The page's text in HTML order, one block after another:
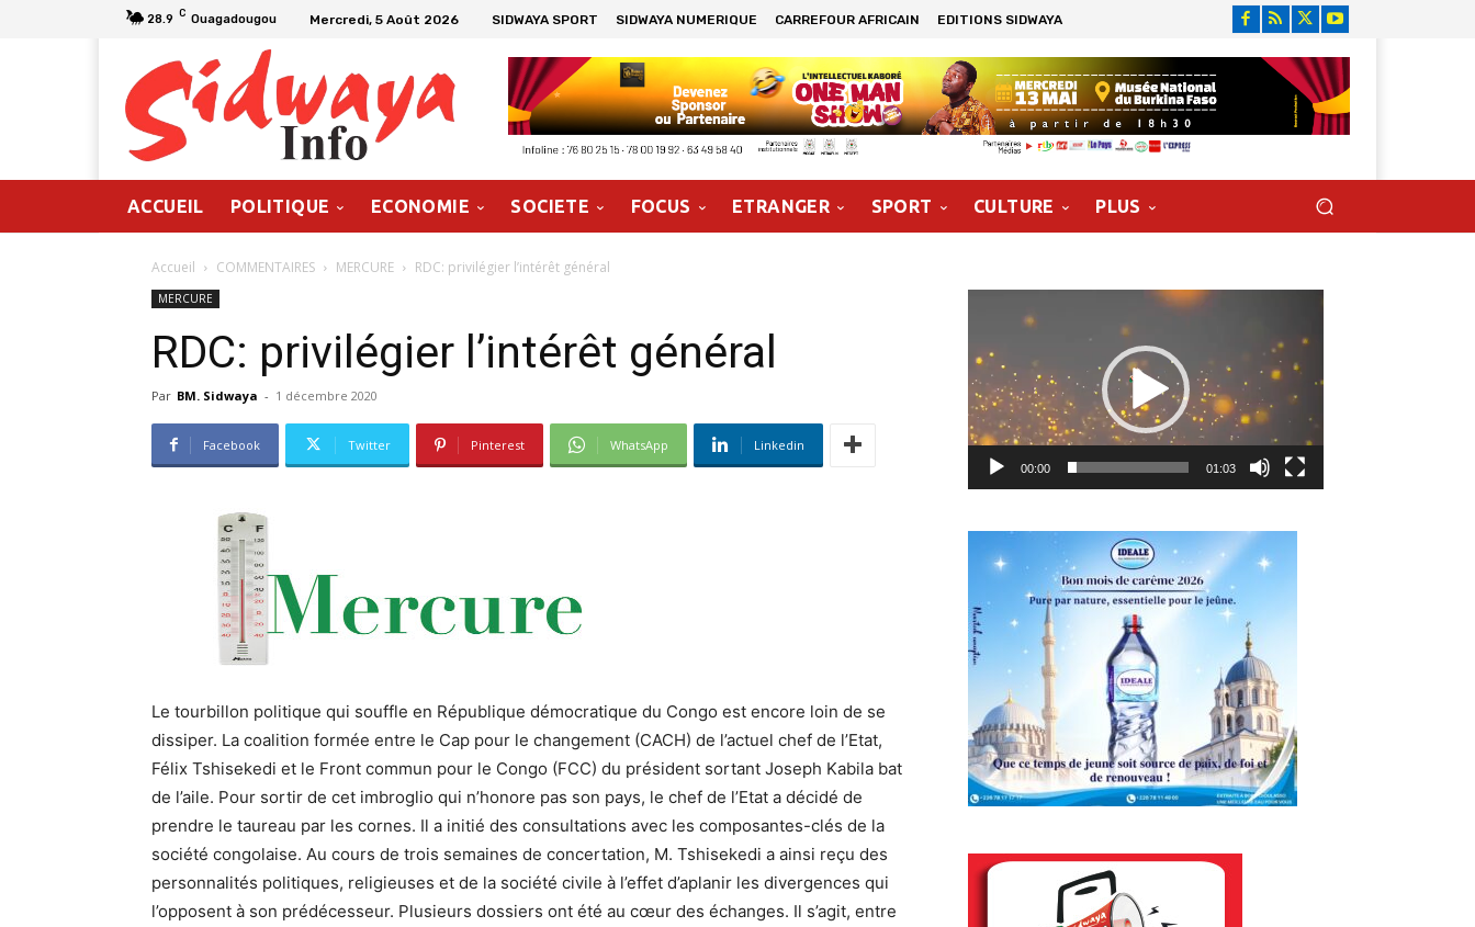
28.9 C Ouagadougou Mercredi, 5 Août 2026 SIDWAYA SPORT SIDWAYA NUMERIQUE CARREFOUR AFRICAIN EDITIONS SIDWAYA
ACCUEIL POLITIQUE ECONOMIE SOCIETE FOCUS ETRANGER SPORT CULTURE PLUS
Accueil COMMENTAIRES MERCURE RDC: privilégier l’intérêt général
MERCURE
RDC: privilégier l’intérêt général
Par BM. Sidwaya - 1 décembre 2020
Facebook Twitter Pinterest WhatsApp Linkedin
Le tourbillon politique qui souffle en République démocratique du Congo est encore loin de se
dissiper. La coalition formée entre le Cap pour le changement (CACH) de l’actuel chef de l’Etat,
Félix Tshisekedi et le Front commun pour le Congo (FCC) du président sortant Joseph Kabila bat
de l’aile. Pour sortir de cet imbroglio qui n’honore pas son pays, le chef de l’Etat a décidé de
prendre le taureau par les cornes. Il a initié des consultations avec les composantes-clés de la
société congolaise. Au cours de trois semaines de concertation, M. Tshisekedi a ainsi reçu des
personnalités politiques, religieuses et de la société civile à l’effet d’aplanir les divergences qui
l’opposent à son prédécesseur. Plusieurs dossiers ont été au cœur des échanges. Il s’agit, entre
00:00 01:03